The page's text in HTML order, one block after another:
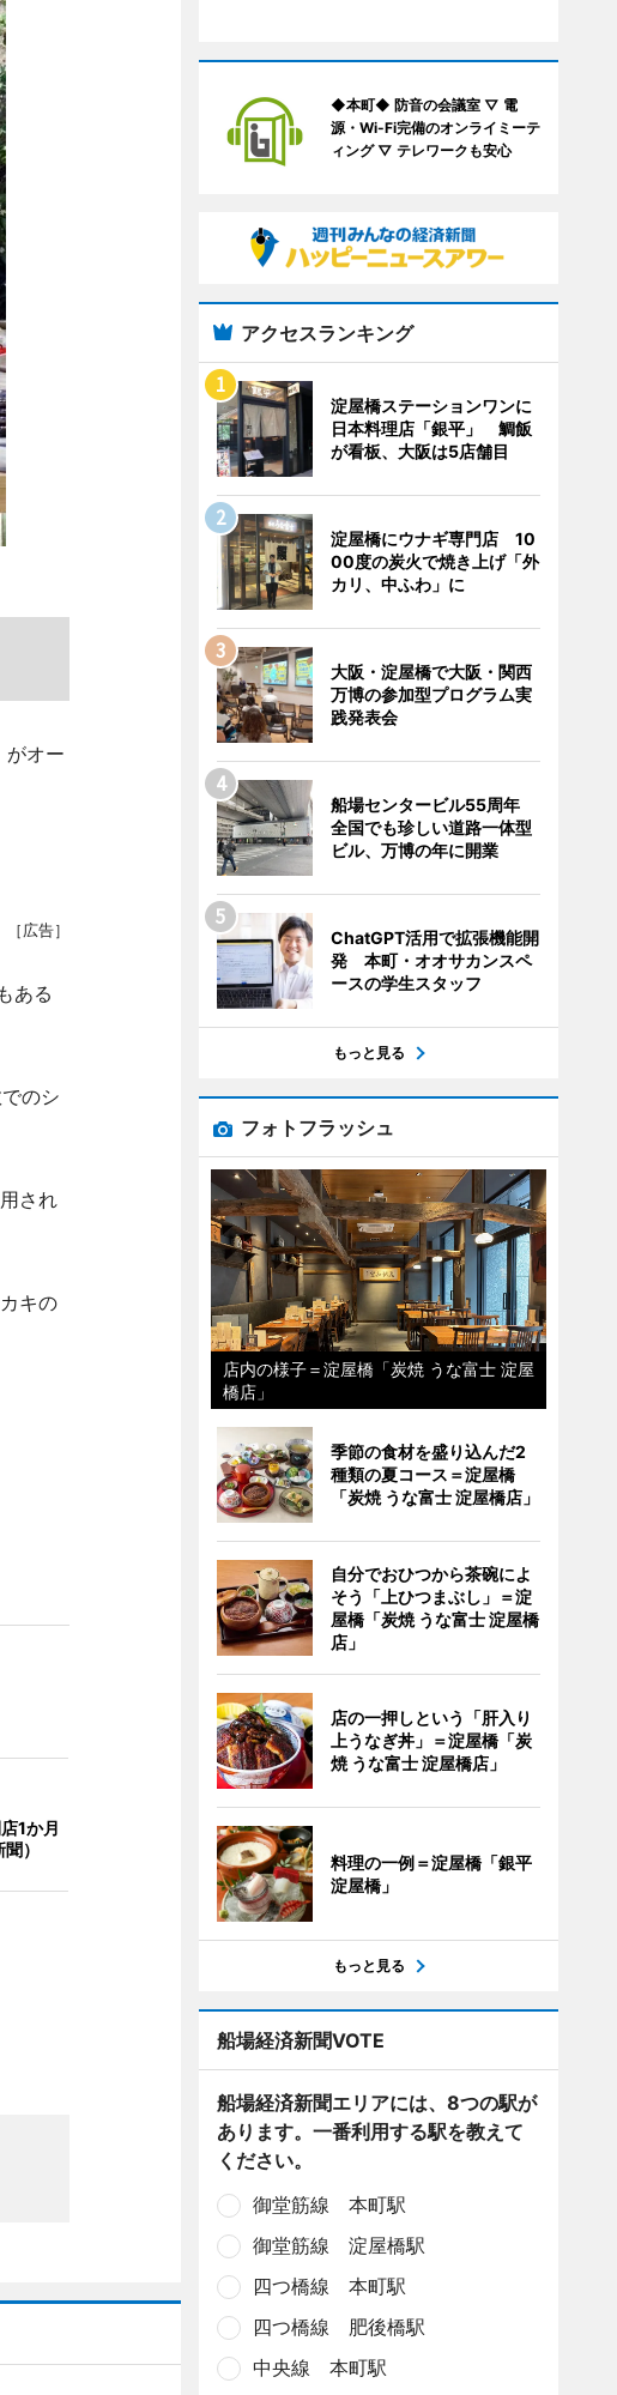
がオー
［広告］
ある
のシ
され
キの
1か月
）
◆本町◆ 防音の会議室 ▽ 電
源・Wi-Fi完備のオンライミーテ
ィング ▽ テレワークも安心
アクセスランキング
淀屋橋ステーションワンに
日本料理店「銀平」 鯛飯
が看板、大阪は5店舗目
淀屋橋にウナギ専門店 10
00度の炭火で焼き上げ「外
カリ、中ふわ」に
大阪・淀屋橋で大阪・関西
万博の参加型プログラム実
践発表会
船場センタービル55周年
全国でも珍しい道路一体型
ビル、万博の年に開業
ChatGPT活用で拡張機能開
発 本町・オオサカンスペ
ースの学生スタッフ
もっと見る
フォトフラッシュ
店内の様子＝淀屋橋「炭焼 うな富士 淀屋
橋店」
季節の食材を盛り込んだ2
種類の夏コース＝淀屋橋
「炭焼 うな富士 淀屋橋店」
自分でおひつから茶碗によ
そう「上ひつまぶし」＝淀
屋橋「炭焼 うな富士 淀屋橋
店」
店の一押しという「肝入り
上うなぎ丼」＝淀屋橋「炭
焼 うな富士 淀屋橋店」
料理の一例＝淀屋橋「銀平
淀屋橋」
もっと見る
船場経済新聞VOTE
船場経済新聞エリアには、8つの駅が
あります。一番利用する駅を教えて
ください。
御堂筋線 本町駅
御堂筋線 淀屋橋駅
四つ橋線 本町駅
四つ橋線 肥後橋駅
中央線 本町駅